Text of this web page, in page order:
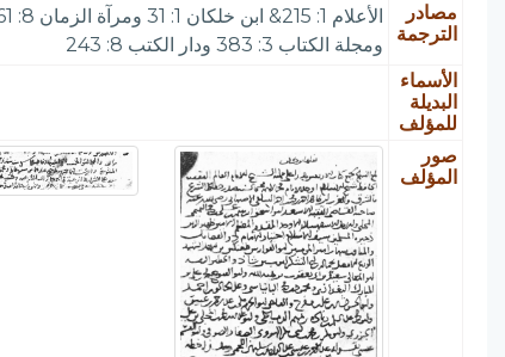
مصادر
الترجمة
ومجلة الكتاب 3: 383 ودار الكتب 8: 243
الأسماء
البديلة
للمؤلف
صور
المؤلف